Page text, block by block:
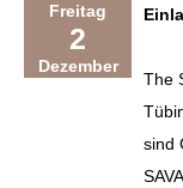
Freitag
2
Dezember
The
sind